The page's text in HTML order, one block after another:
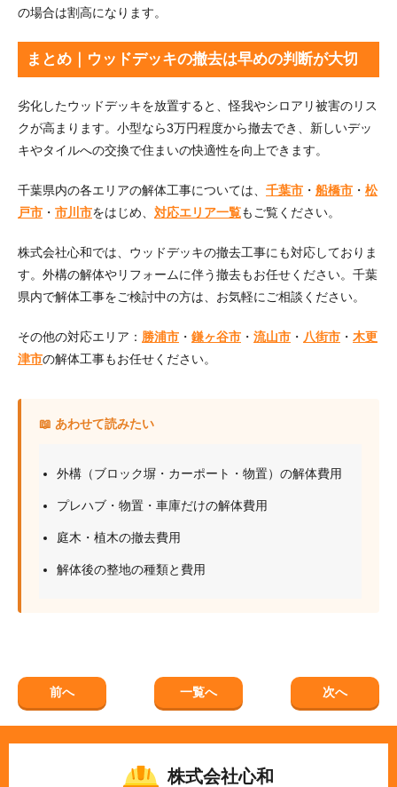
の場合は割高になります。
まとめ｜ウッドデッキの撤去は早めの判断が大切
劣化したウッドデッキを放置すると、怪我やシロアリ被害のリス
クが高まります。小型なら3万円程度から撤去でき、新しいデッ
キやタイルへの交換で住まいの快適性を向上できます。
千葉県内の各エリアの解体工事については、 千葉市 ・ 船橋市 ・ 松
戸市 ・ 市川市をはじめ、 対応エリア一覧もご覧ください。
株式会社心和では、ウッドデッキの撤去工事にも対応しておりま
す。外構の解体やリフォームに伴う撤去もお任せください。千葉
県内で解体工事をご検討中の方は、お気軽にご相談ください。
その他の対応エリア： 勝浦市 ・ 鎌ヶ谷市 ・ 流山市 ・ 八街市 ・ 木更
津市の解体工事もお任せください。
📖 あわせて読みたい
外構（ブロック塀・カーポート・物置）の解体費用
プレハブ・物置・車庫だけの解体費用
庭木・植木の撤去費用
解体後の整地の種類と費用
前へ 一覧へ 次へ
株式会社心和